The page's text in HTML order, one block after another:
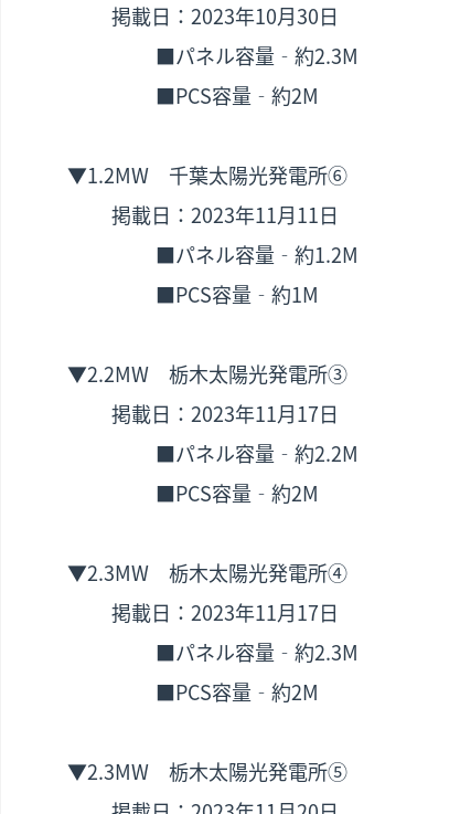
掲載日：2023年10月30日
■パネル容量‐約2.3M
■PCS容量‐約2M
▼1.2MW 千葉太陽光発電所⑥
掲載日：2023年11月11日
■パネル容量‐約1.2M
■PCS容量‐約1M
▼2.2MW 栃木太陽光発電所③
掲載日：2023年11月17日
■パネル容量‐約2.2M
■PCS容量‐約2M
▼2.3MW 栃木太陽光発電所④
掲載日：2023年11月17日
■パネル容量‐約2.3M
■PCS容量‐約2M
▼2.3MW 栃木太陽光発電所⑤